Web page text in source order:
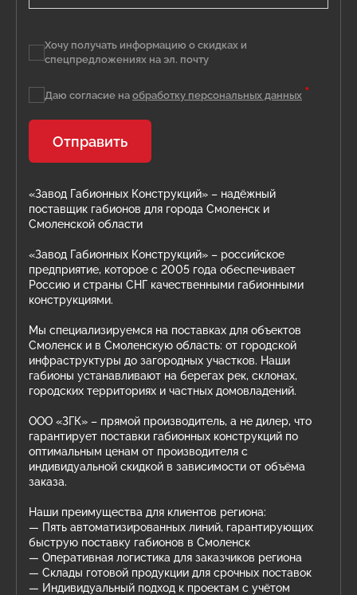
«Завод Габионных Конструкций» – надёжный
поставщик габионов для города Смоленск и
Смоленской области
«Завод Габионных Конструкций» – российское
предприятие, которое с 2005 года обеспечивает
Россию и страны СНГ качественными габионными
конструкциями.
Мы специализируемся на поставках для объектов
Смоленск и в Смоленскую область: от городской
инфраструктуры до загородных участков. Наши
габионы устанавливают на берегах рек, склонах,
городских территориях и частных домовладений.
ООО «ЗГК» – прямой производитель, а не дилер, что
гарантирует поставки габионных конструкций по
оптимальным ценам от производителя с
индивидуальной скидкой в зависимости от объёма
заказа.
Наши преимущества для клиентов региона:
— Пять автоматизированных линий, гарантирующих
быструю поставку габионов в Смоленск
— Оперативная логистика для заказчиков региона
— Склады готовой продукции для срочных поставок
— Индивидуальный подход к проектам с учётом
Хочу получать информацию о скидках и
спецпредложениях на эл. почту
Даю согласие на обработку персональных данных *
Отправить